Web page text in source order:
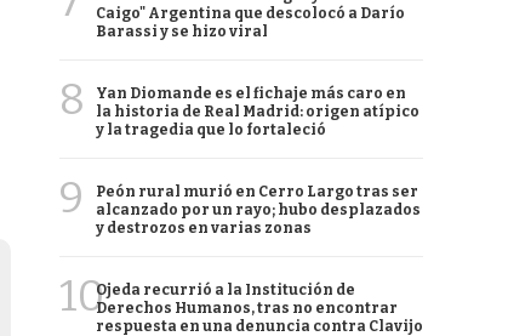
Caigo" Argentina que descolocó a Darío
Barassi y se hizo viral
8
Yan Diomande es el fichaje más caro en
la historia de Real Madrid: origen atípico
y la tragedia que lo fortaleció
9
Peón rural murió en Cerro Largo tras ser
alcanzado por un rayo; hubo desplazados
y destrozos en varias zonas
10Ojeda recurrió a la Institución de
Derechos Humanos, tras no encontrar
respuesta en una denuncia contra Clavijo